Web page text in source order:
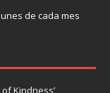
de cada mes
of Kindness’